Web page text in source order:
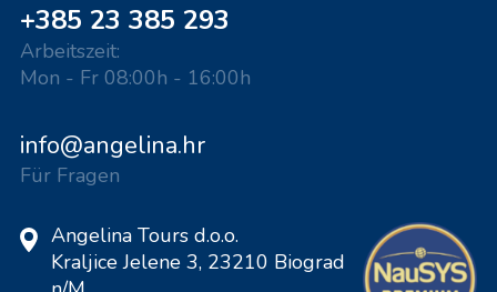
+385 23 385 293
Arbeitszeit:
Mon - Fr 08:00h - 16:00h
info@angelina.hr
Für Fragen
Angelina Tours d.o.o.
Kraljice Jelene 3, 23210 Biograd